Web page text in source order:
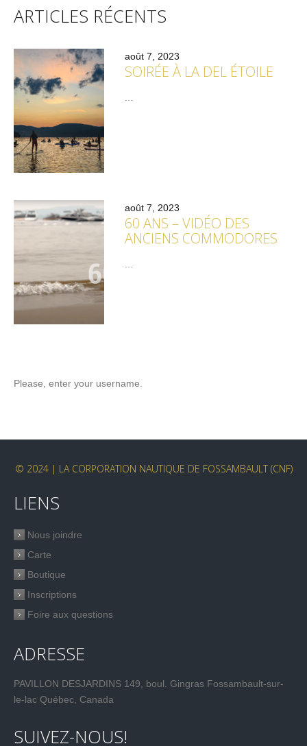
ARTICLES RÉCENTS
août 7, 2023
SOIRÉE À LA DEL ÉTOILE
août 7, 2023
60 ANS – VIDÉO DES
ANCIENS COMMODORES
Please, enter your username.
© 2024 | LA CORPORATION NAUTIQUE DE FOSSAMBAULT (CNF)
LIENS
Nous joindre
Carte
Boutique
Inscriptions
Foire aux questions
ADRESSE
PAVILLON DESJARDINS 149, boul. Gingras Fossambault-sur-
le-lac Québec, Canada
SUIVEZ-NOUS!